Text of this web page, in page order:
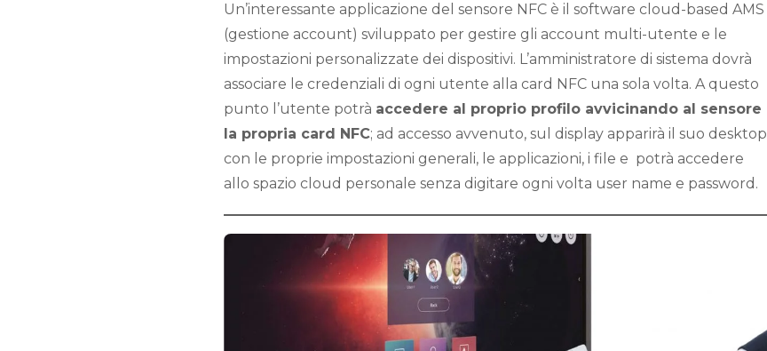
Un’interessante applicazione del sensore NFC è il software cloud-based AMS
(gestione account) sviluppato per gestire gli account multi-utente e le
impostazioni personalizzate dei dispositivi. L’amministratore di sistema dovrà
associare le credenziali di ogni utente alla card NFC una sola volta. A questo
punto l’utente potrà accedere al proprio profilo avvicinando al sensore
la propria card NFC; ad accesso avvenuto, sul display apparirà il suo desktop
con le proprie impostazioni generali, le applicazioni, i file e potrà accedere
allo spazio cloud personale senza digitare ogni volta user name e password.